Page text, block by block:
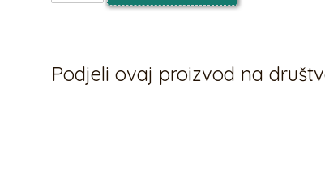
Podjeli ovaj proizvod na